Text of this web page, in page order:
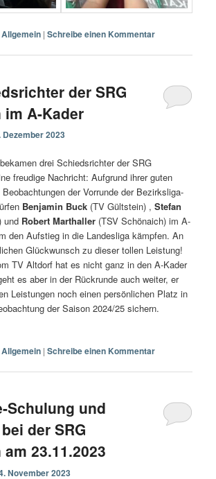
Allgemein |Schreibe einen Kommentar
der SRG
A-Kader
Dezember 2023
drei Schiedsrichter der SRG
freudige Nachricht: Aufgrund ihrer guten
der Vorrunde der Bezirksliga-
Benjamin Buck (TV Gültstein) ,Stefan
und Robert Marthaller (TSV Schönaich) im A-
den Aufstieg in die Landesliga kämpfen. An
Glückwunsch zu dieser tollen Leistung!
TV Altdorf hat es nicht ganz in den A-Kader
es aber in der Rückrunde auch weiter, er
Leistungen noch einen persönlichen Platz in
der Saison 2024/25 sichern.
Allgemein |Schreibe einen Kommentar
Schulung und
der SRG
23.11.2023
November 2023